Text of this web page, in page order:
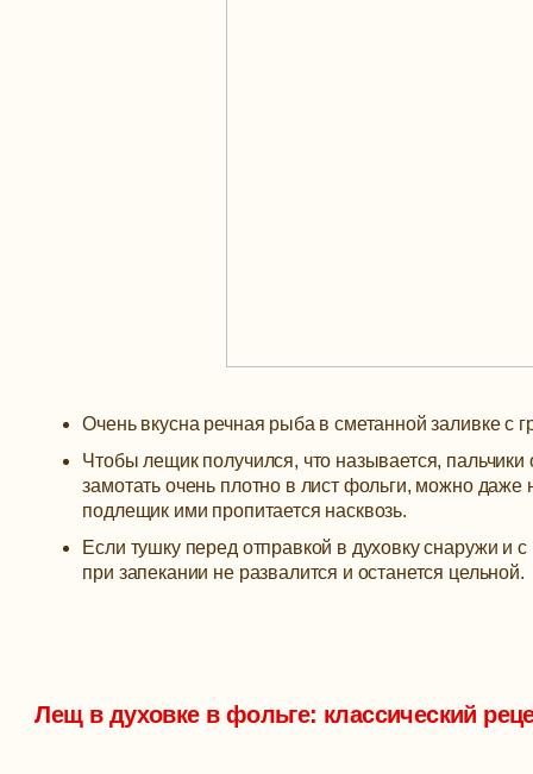
Очень вкусна речная рыба в сметанной заливке с
Чтобы лещик получился, что называется,
замотать очень плотно в лист фольги, можно даже
подлещик ими пропитается насквозь.
Если тушку перед отправкой в духовку снаружи и
при запекании не развалится и останется цельной.
Лещ в духовке в фольге: классический